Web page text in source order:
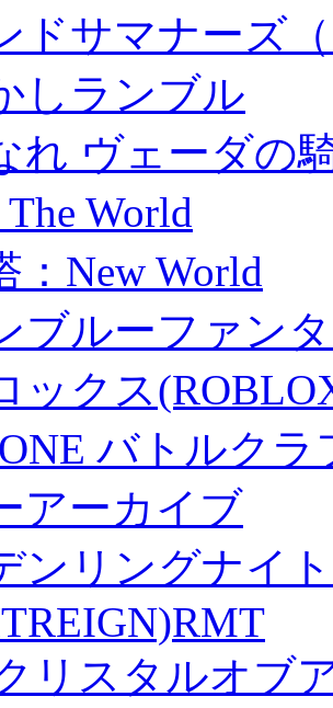
ドサマナーズ
しランブル
れ ヴェーダの
World
：New World
ブルーファン
ックス
バトルク
アーカイブ
ンリングナイ
リスタルオブ